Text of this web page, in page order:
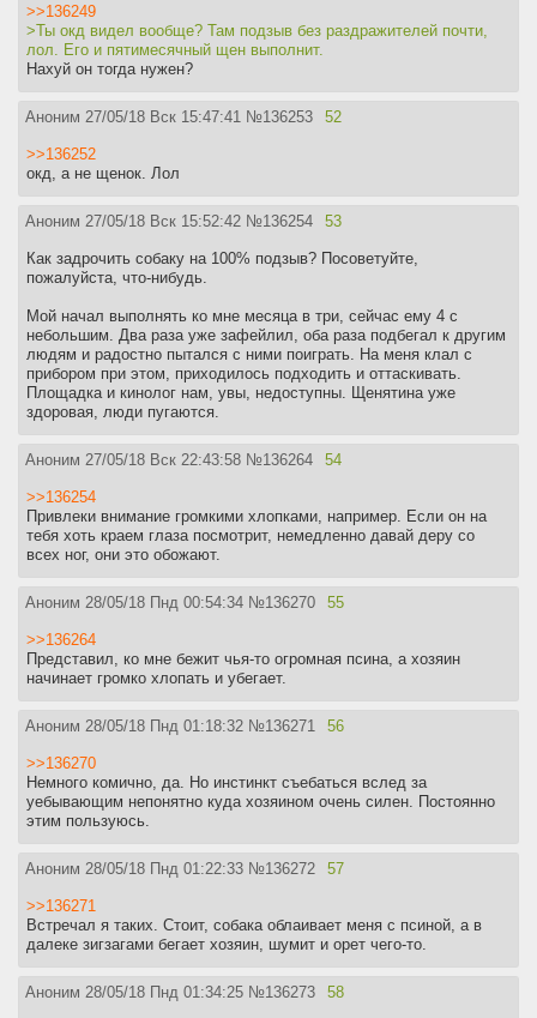
>>136249
>Ты окд видел вообще? Там подзыв без раздражителей почти,
лол. Его и пятимесячный щен выполнит.
Нахуй он тогда нужен?
Аноним 27/05/18 Вск 15:47:41 №136253 52
>>136252
окд, а не щенок. Лол
Аноним 27/05/18 Вск 15:52:42 №136254 53
Как задрочить собаку на 100% подзыв? Посоветуйте,
пожалуйста, что-нибудь.
Мой начал выполнять ко мне месяца в три, сейчас ему 4 с
небольшим. Два раза уже зафейлил, оба раза подбегал к другим
людям и радостно пытался с ними поиграть. На меня клал с
прибором при этом, приходилось подходить и оттаскивать.
Площадка и кинолог нам, увы, недоступны. Щенятина уже
здоровая, люди пугаются.
Аноним 27/05/18 Вск 22:43:58 №136264 54
>>136254
Привлеки внимание громкими хлопками, например. Если он на
тебя хоть краем глаза посмотрит, немедленно давай деру со
всех ног, они это обожают.
Аноним 28/05/18 Пнд 00:54:34 №136270 55
>>136264
Представил, ко мне бежит чья-то огромная псина, а хозяин
начинает громко хлопать и убегает.
Аноним 28/05/18 Пнд 01:18:32 №136271 56
>>136270
Немного комично, да. Но инстинкт съебаться вслед за
уебывающим непонятно куда хозяином очень силен. Постоянно
этим пользуюсь.
Аноним 28/05/18 Пнд 01:22:33 №136272 57
>>136271
Встречал я таких. Стоит, собака облаивает меня с псиной, а в
далеке зигзагами бегает хозяин, шумит и орет чего-то.
Аноним 28/05/18 Пнд 01:34:25 №136273 58